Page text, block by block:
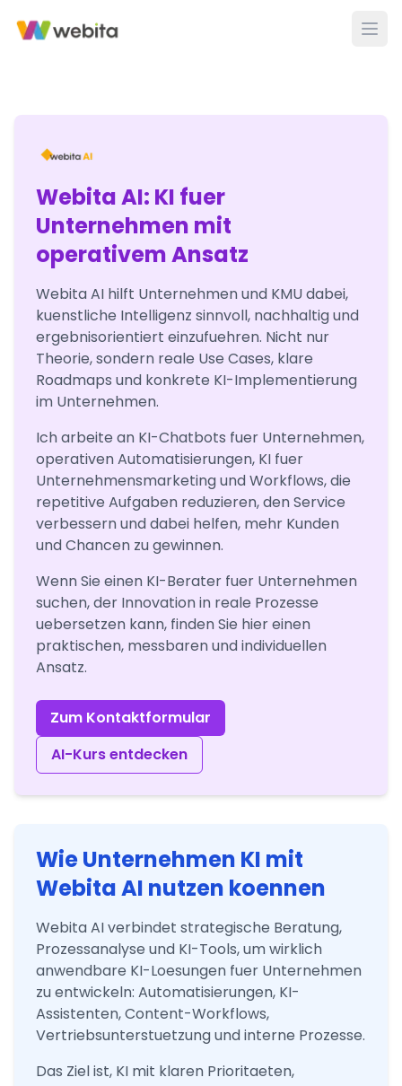
Webita AI: KI fuer
Unternehmen mit
operativem Ansatz
Webita AI hilft Unternehmen und KMU dabei,
kuenstliche Intelligenz sinnvoll, nachhaltig und
ergebnisorientiert einzufuehren. Nicht nur
Theorie, sondern reale Use Cases, klare
Roadmaps und konkrete KI-Implementierung
im Unternehmen.
Ich arbeite an KI-Chatbots fuer Unternehmen,
operativen Automatisierungen, KI fuer
Unternehmensmarketing und Workflows, die
repetitive Aufgaben reduzieren, den Service
verbessern und dabei helfen, mehr Kunden
und Chancen zu gewinnen.
Wenn Sie einen KI-Berater fuer Unternehmen
suchen, der Innovation in reale Prozesse
uebersetzen kann, finden Sie hier einen
praktischen, messbaren und individuellen
Ansatz.
Zum Kontaktformular
AI-Kurs entdecken
Wie Unternehmen KI mit
Webita AI nutzen koennen
Webita AI verbindet strategische Beratung,
Prozessanalyse und KI-Tools, um wirklich
anwendbare KI-Loesungen fuer Unternehmen
zu entwickeln: Automatisierungen, KI-
Assistenten, Content-Workflows,
Vertriebsunterstuetzung und interne Prozesse.
Das Ziel ist, KI mit klaren Prioritaeten,